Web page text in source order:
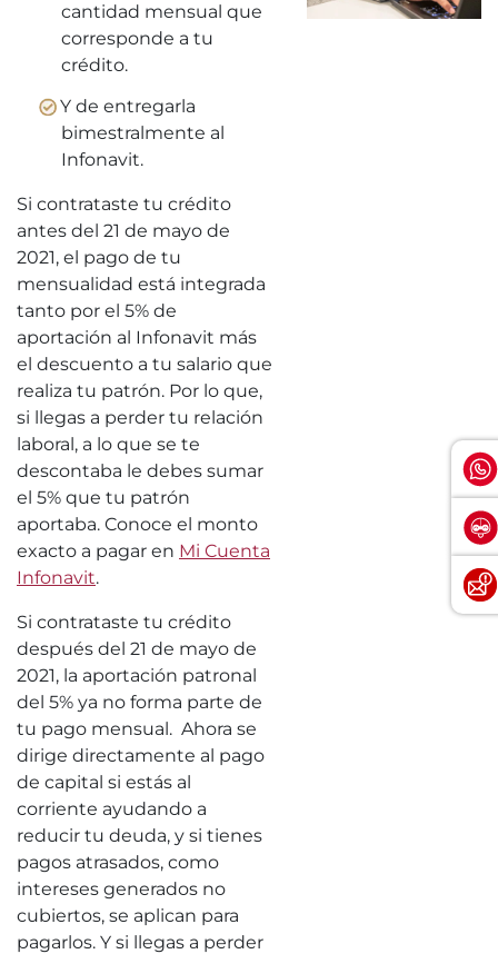
cantidad mensual que
corresponde a tu
crédito.
Y de entregarla
bimestralmente al
Infonavit.
Si contrataste tu crédito
antes del 21 de mayo de
2021, el pago de tu
mensualidad está integrada
tanto por el 5% de
aportación al Infonavit más
el descuento a tu salario que
realiza tu patrón. Por lo que,
si llegas a perder tu relación
laboral, a lo que se te
descontaba le debes sumar
el 5% que tu patrón
aportaba. Conoce el monto
exacto a pagar en Mi Cuenta
Infonavit.
Si contrataste tu crédito
después del 21 de mayo de
2021, la aportación patronal
del 5% ya no forma parte de
tu pago mensual. Ahora se
dirige directamente al pago
de capital si estás al
corriente ayudando a
reducir tu deuda, y si tienes
pagos atrasados, como
intereses generados no
cubiertos, se aplican para
pagarlos. Y si llegas a perder